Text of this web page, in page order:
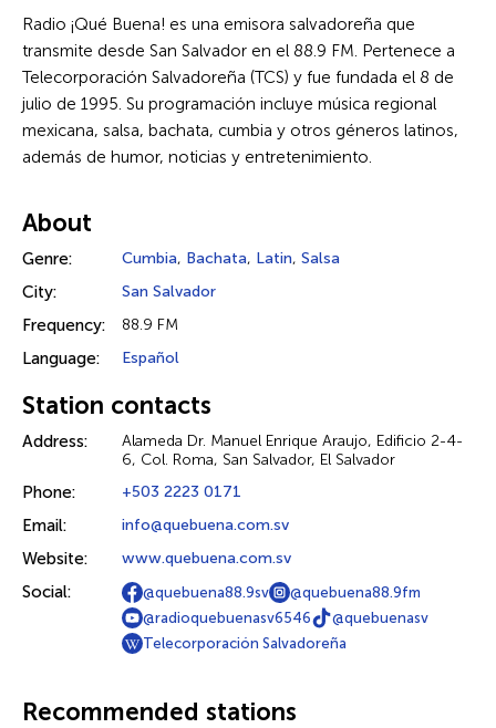
Radio ¡Qué Buena! es una emisora salvadoreña que
transmite desde San Salvador en el 88.9 FM. Pertenece a
Telecorporación Salvadoreña (TCS) y fue fundada el 8 de
julio de 1995. Su programación incluye música regional
mexicana, salsa, bachata, cumbia y otros géneros latinos,
además de humor, noticias y entretenimiento.
About
Genre: Cumbia, Bachata, Latin, Salsa
City: San Salvador
Frequency: 88.9 FM
Language: Español
Station contacts
Address:
Alameda Dr. Manuel Enrique Araujo, Edificio 2-4-
6, Col. Roma, San Salvador, El Salvador
Phone: +503 2223 0171
Email: info@quebuena.com.sv
Website: www.quebuena.com.sv
Social: @quebuena88.9sv
@quebuena88.9fm
@radioquebuenasv6546
@quebuenasv
Telecorporación Salvadoreña
Recommended stations